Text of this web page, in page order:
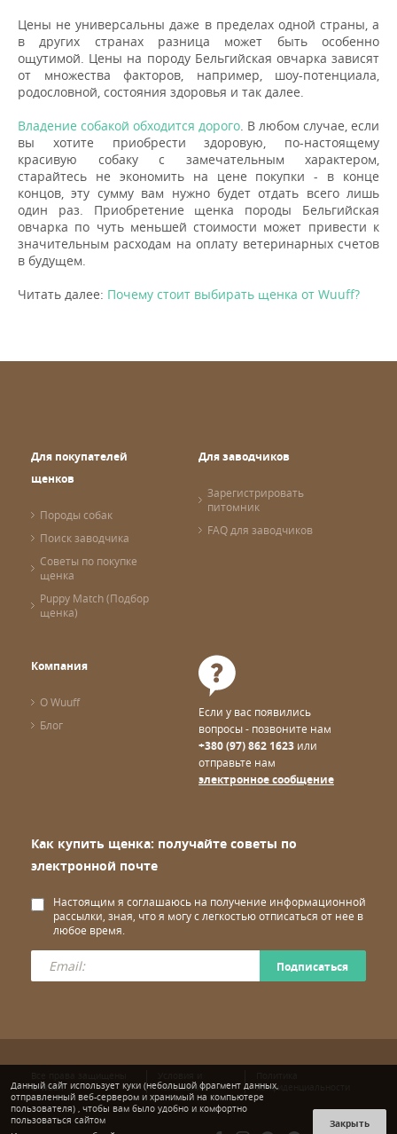
Цены не универсальны даже в пределах одной страны, а
в других странах разница может быть особенно
ощутимой. Цены на породу Бельгийская овчарка зависят
от множества факторов, например, шоу-потенциала,
родословной, состояния здоровья и так далее.
Владение собакой обходится дорого. В любом случае, если
вы хотите приобрести здоровую, по-настоящему
красивую собаку с замечательным характером,
старайтесь не экономить на цене покупки - в конце
концов, эту сумму вам нужно будет отдать всего лишь
один раз. Приобретение щенка породы Бельгийская
овчарка по чуть меньшей стоимости может привести к
значительным расходам на оплату ветеринарных счетов
в будущем.
Читать далее: Почему стоит выбирать щенка от Wuuff?
Для покупателей
щенков
Породы собак
Поиск заводчика
Советы по покупке
щенка
Puppy Match (Подбор
щенка)
Для заводчиков
Зарегистрировать
питомник
FAQ для заводчиков
Компания
О Wuuff
Блог
Если у вас появились
вопросы - позвоните нам
+380 (97) 862 1623 или
отправьте нам
электронное сообщение
Как купить щенка: получайте советы по
электронной почте
Настоящим я соглашаюсь на получение информационной
рассылки, зная, что я могу с легкостью отписаться от нее в
любое время.
Подписаться
© wuuff
положения
конфиденциальности
Данный сайт использует куки (небольшой фрагмент данных,
отправленный веб-сервером и хранимый на компьютере
пользователя) , чтобы вам было удобно и комфортно
пользоваться сайтом
Закрыть